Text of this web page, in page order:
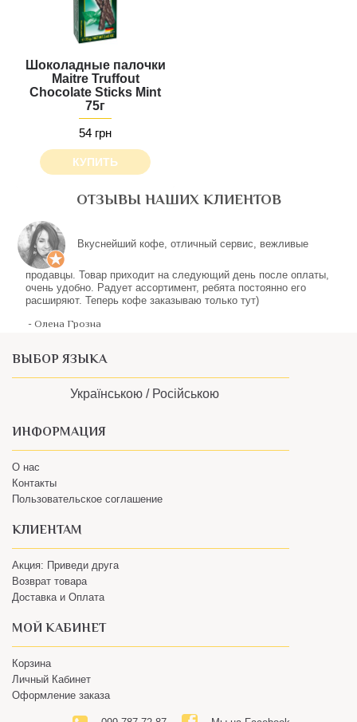
Шоколадные палочки
Maitre Truffout
Chocolate Sticks Mint
75г
54 грн
КУПИТЬ
ОТЗЫВЫ НАШИХ КЛИЕНТОВ
Контакты
Пользовательское соглашение
Возврат товара
Доставка и Оплата
МОЙ КАБИНЕТ
Личный Кабинет
Оформление заказа
099 787 72 87